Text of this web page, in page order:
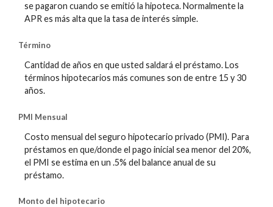
se pagaron cuando se emitió la hipoteca. Normalmente la
APR es más alta que la tasa de interés simple.
Término
Cantidad de años en que usted saldará el préstamo. Los
términos hipotecarios más comunes son de entre 15 y 30
años.
PMI Mensual
Costo mensual del seguro hipotecario privado (PMI). Para
préstamos en que/donde el pago inicial sea menor del 20%,
el PMI se estima en un .5% del balance anual de su
préstamo.
Monto del hipotecario